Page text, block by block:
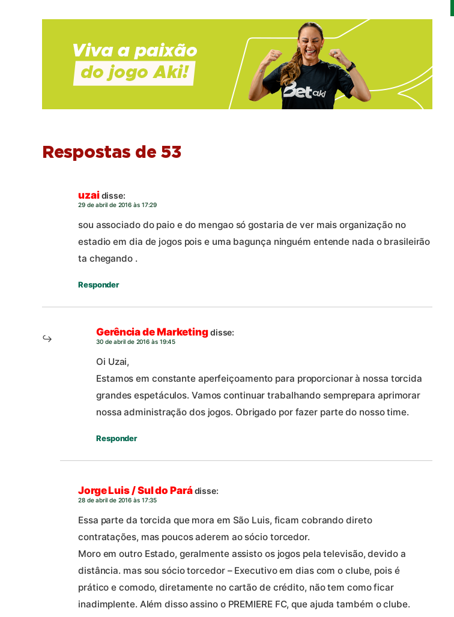
Respostas de 53
uzaidisse:
29 de abril de 2016 às 17:29
sou associado do paio e do mengao só gostaria de ver mais organização no
estadio em dia de jogos pois e uma bagunça ninguém entende nada o brasileirão
ta chegando .
Responder
Gerência de Marketingdisse:
30 de abril de 2016 às 19:45
Oi Uzai,
Estamos em constante aperfeiçoamento para proporcionar à nossa torcida
grandes espetáculos. Vamos continuar trabalhando semprepara aprimorar
nossa administração dos jogos. Obrigado por fazer parte do nosso time.
Responder
Jorge Luis / Sul do Parádisse:
28 de abril de 2016 às 17:35
Essa parte da torcida que mora em São Luis, ficam cobrando direto
contratações, mas poucos aderem ao sócio torcedor.
Moro em outro Estado, geralmente assisto os jogos pela televisão, devido a
distância. mas sou sócio torcedor – Executivo em dias com o clube, pois é
prático e comodo, diretamente no cartão de crédito, não tem como ficar
inadimplente. Além disso assino o PREMIERE FC, que ajuda também o clube.